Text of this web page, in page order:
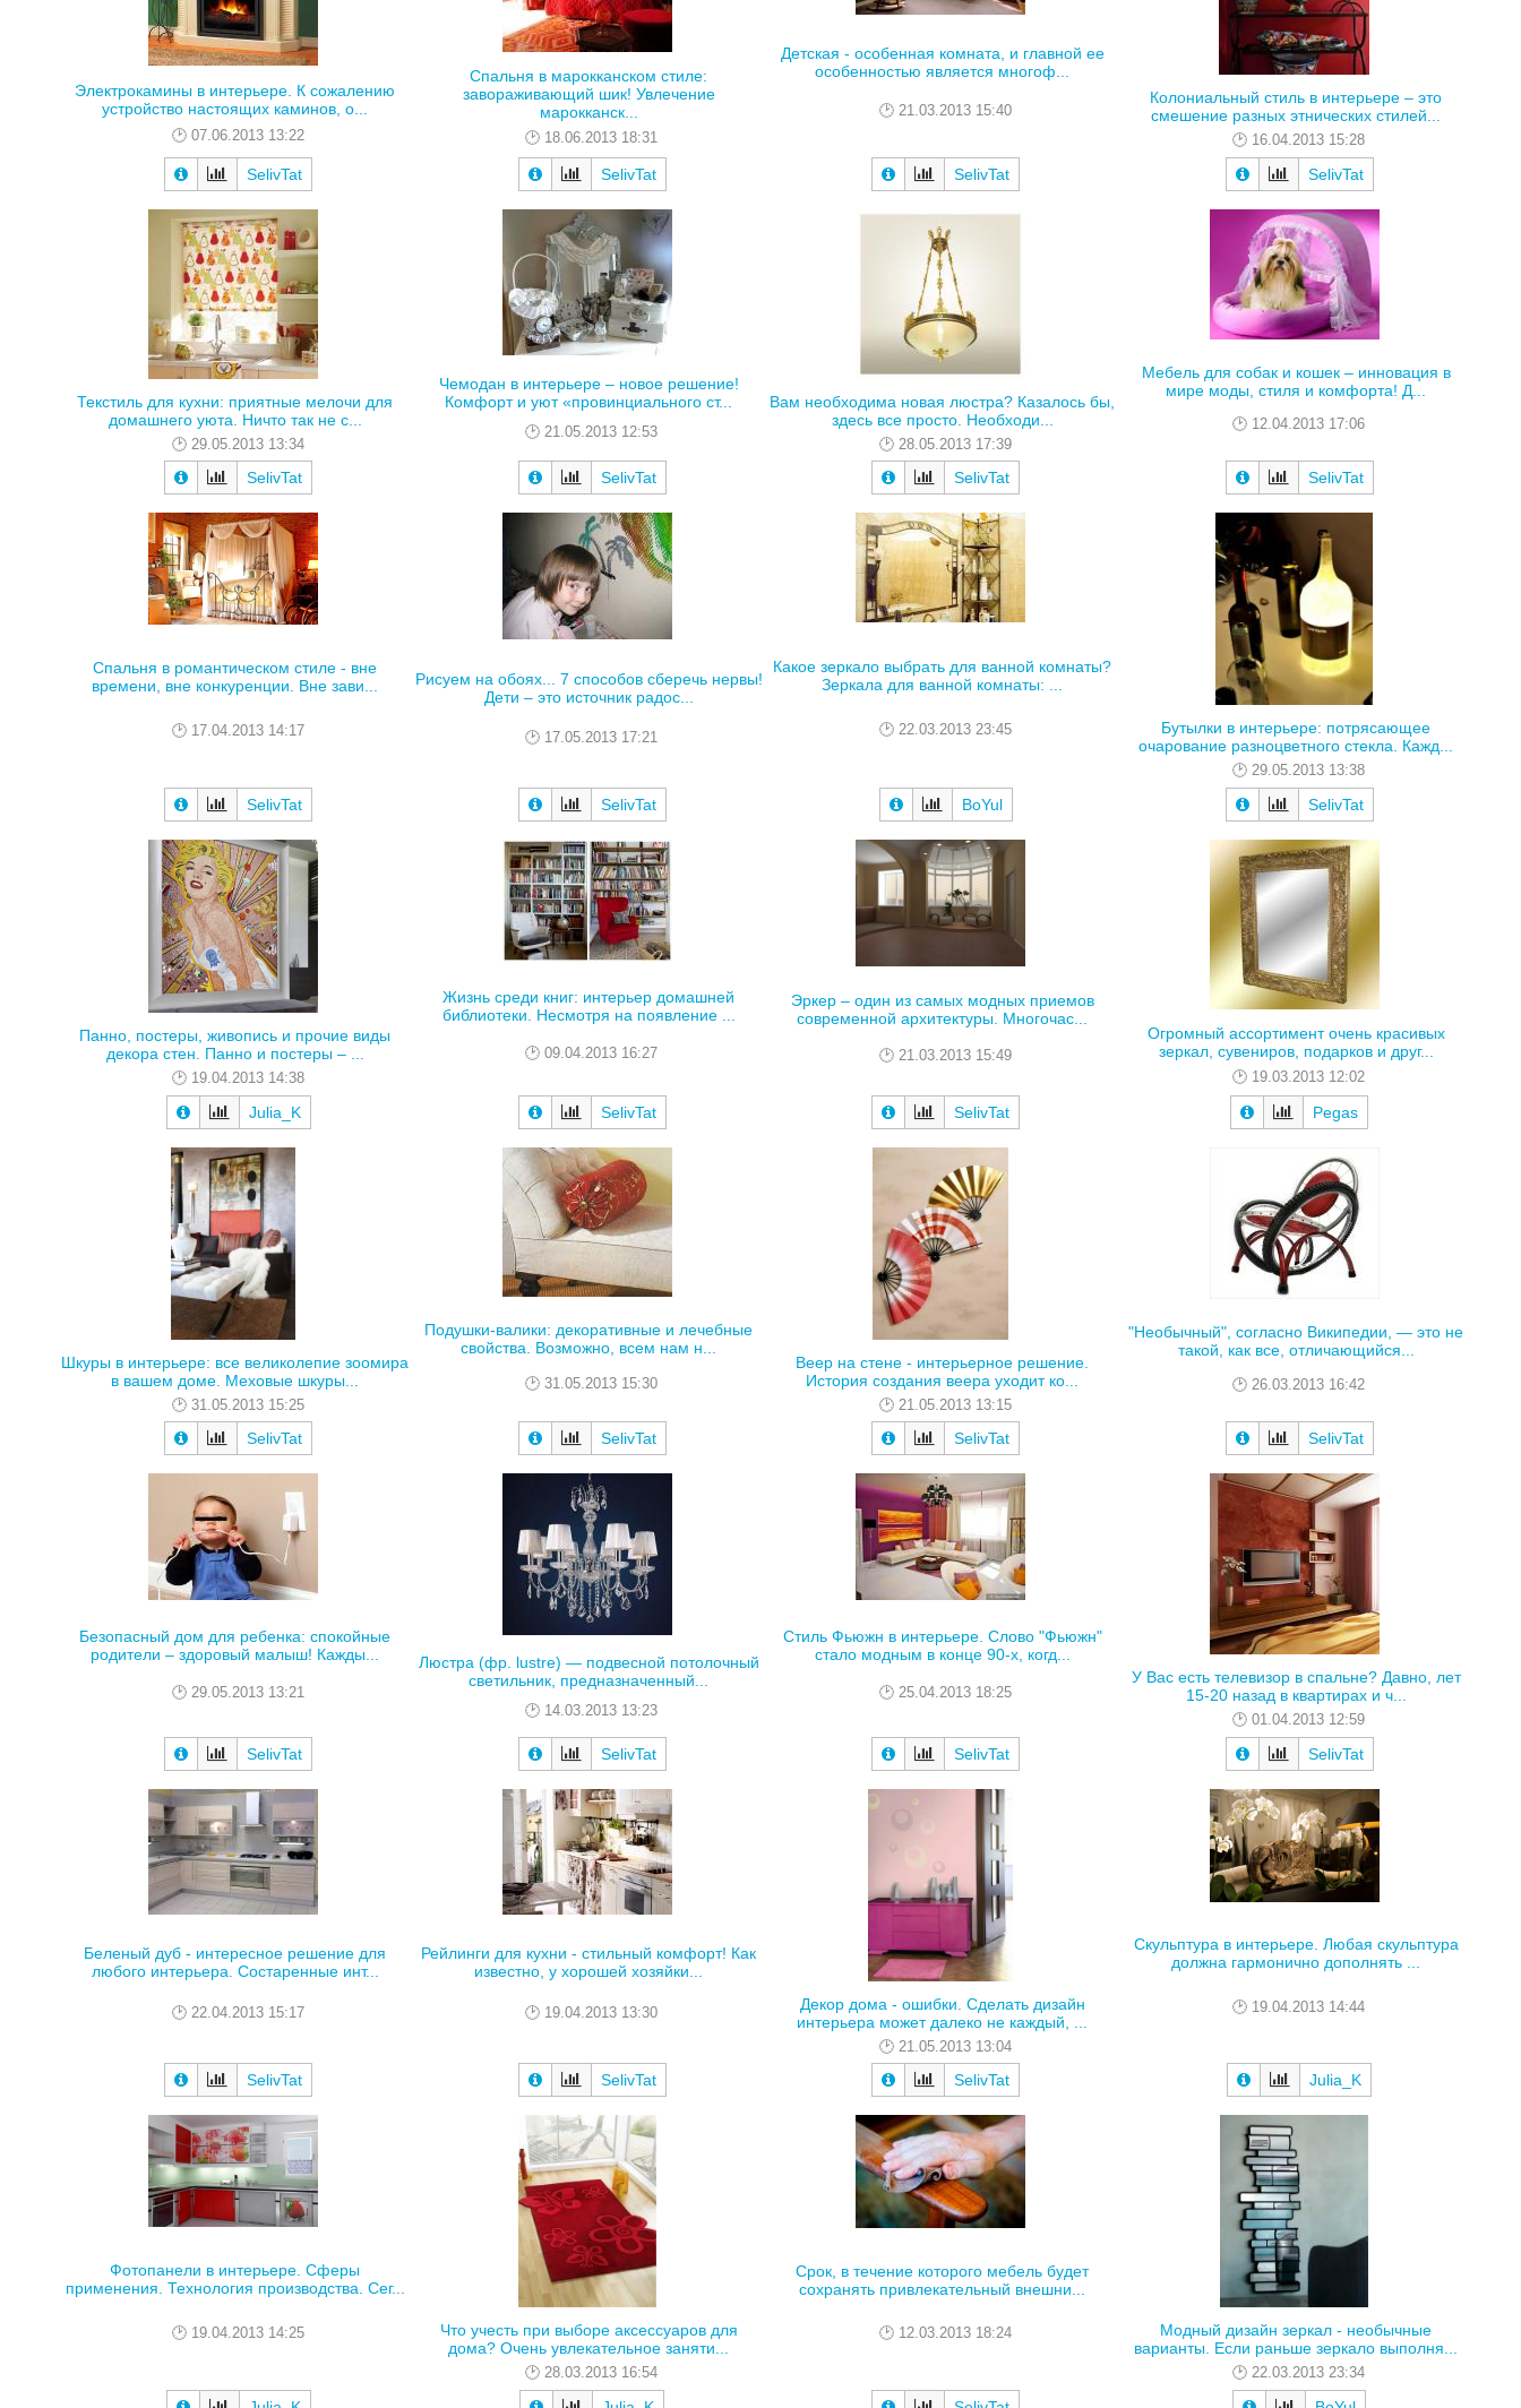
Электрокамины в интерьере. К сожалению
устройство настоящих каминов, о...
07.06.2013 13:22
SelivTat
Спальня в марокканском стиле:
завораживающий шик! Увлечение
марокканск...
18.06.2013 18:31
SelivTat
Детская - особенная комната, и главной ее
особенностью является многоф...
21.03.2013 15:40
SelivTat
Колониальный стиль в интерьере – это
смешение разных этнических стилей...
16.04.2013 15:28
SelivTat
Текстиль для кухни: приятные мелочи для
домашнего уюта. Ничто так не с...
29.05.2013 13:34
SelivTat
Чемодан в интерьере – новое решение!
Комфорт и уют «провинциального ст...
21.05.2013 12:53
SelivTat
Вам необходима новая люстра? Казалось бы,
здесь все просто. Необходи...
28.05.2013 17:39
SelivTat
Мебель для собак и кошек – инновация в
мире моды, стиля и комфорта! Д...
12.04.2013 17:06
SelivTat
Спальня в романтическом стиле - вне
времени, вне конкуренции. Вне зави...
17.04.2013 14:17
SelivTat
Рисуем на обоях... 7 способов сберечь нервы!
Дети – это источник радос...
17.05.2013 17:21
SelivTat
Какое зеркало выбрать для ванной комнаты?
Зеркала для ванной комнаты: ...
22.03.2013 23:45
BoYul
Бутылки в интерьере: потрясающее
очарование разноцветного стекла. Кажд...
29.05.2013 13:38
SelivTat
Панно, постеры, живопись и прочие виды
декора стен. Панно и постеры – ...
19.04.2013 14:38
Julia_K
Жизнь среди книг: интерьер домашней
библиотеки. Несмотря на появление ...
09.04.2013 16:27
SelivTat
Эркер – один из самых модных приемов
современной архитектуры. Многочас...
21.03.2013 15:49
SelivTat
Огромный ассортимент очень красивых
зеркал, сувениров, подарков и друг...
19.03.2013 12:02
Pegas
Шкуры в интерьере: все великолепие зоомира
в вашем доме. Меховые шкуры...
31.05.2013 15:25
SelivTat
Подушки-валики: декоративные и лечебные
свойства. Возможно, всем нам н...
31.05.2013 15:30
SelivTat
Веер на стене - интерьерное решение.
История создания веера уходит ко...
21.05.2013 13:15
SelivTat
"Необычный", согласно Википедии, — это не
такой, как все, отличающийся...
26.03.2013 16:42
SelivTat
Безопасный дом для ребенка: спокойные
родители – здоровый малыш! Кажды...
29.05.2013 13:21
SelivTat
Люстра (фр. lustre) — подвесной потолочный
светильник, предназначенный...
14.03.2013 13:23
SelivTat
Стиль Фьюжн в интерьере. Слово "Фьюжн"
стало модным в конце 90-х, когд...
25.04.2013 18:25
SelivTat
У Вас есть телевизор в спальне? Давно, лет
15-20 назад в квартирах и ч...
01.04.2013 12:59
SelivTat
Беленый дуб - интересное решение для
любого интерьера. Состаренные инт...
22.04.2013 15:17
SelivTat
Рейлинги для кухни - стильный комфорт! Как
известно, у хорошей хозяйки...
19.04.2013 13:30
SelivTat
Декор дома - ошибки. Сделать дизайн
интерьера может далеко не каждый, ...
21.05.2013 13:04
SelivTat
Скульптура в интерьере. Любая скульптура
должна гармонично дополнять ...
19.04.2013 14:44
Julia_K
Фотопанели в интерьере. Сферы
применения. Технология производства. Сег...
19.04.2013 14:25
Что учесть при выборе аксессуаров для
дома? Очень увлекательное заняти...
28.03.2013 16:54
Срок, в течение которого мебель будет
сохранять привлекательный внешни...
12.03.2013 18:24
Модный дизайн зеркал - необычные
варианты. Если раньше зеркало выполня...
22.03.2013 23:34